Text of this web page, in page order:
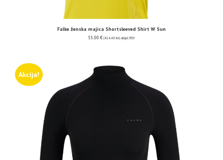
Falke ženska majica Shortsleeved Shirt W Sun
55.00 € (414.40 kn) uključ. PDV
Akcija!